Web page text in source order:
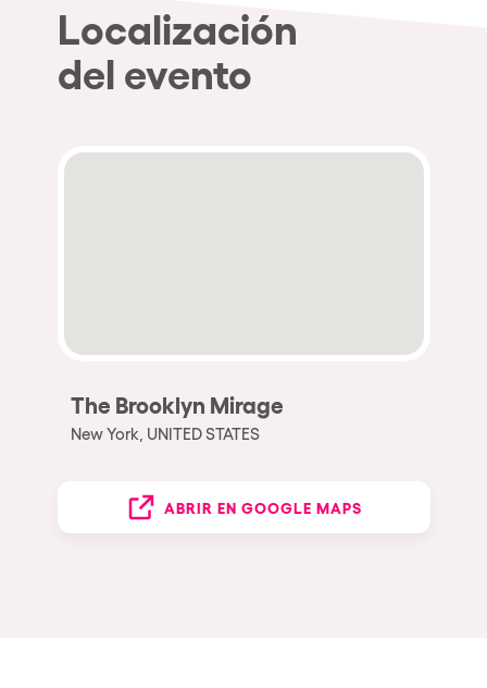
Localización
del evento
The Brooklyn Mirage
New York, UNITED STATES
ABRIR EN GOOGLE MAPS